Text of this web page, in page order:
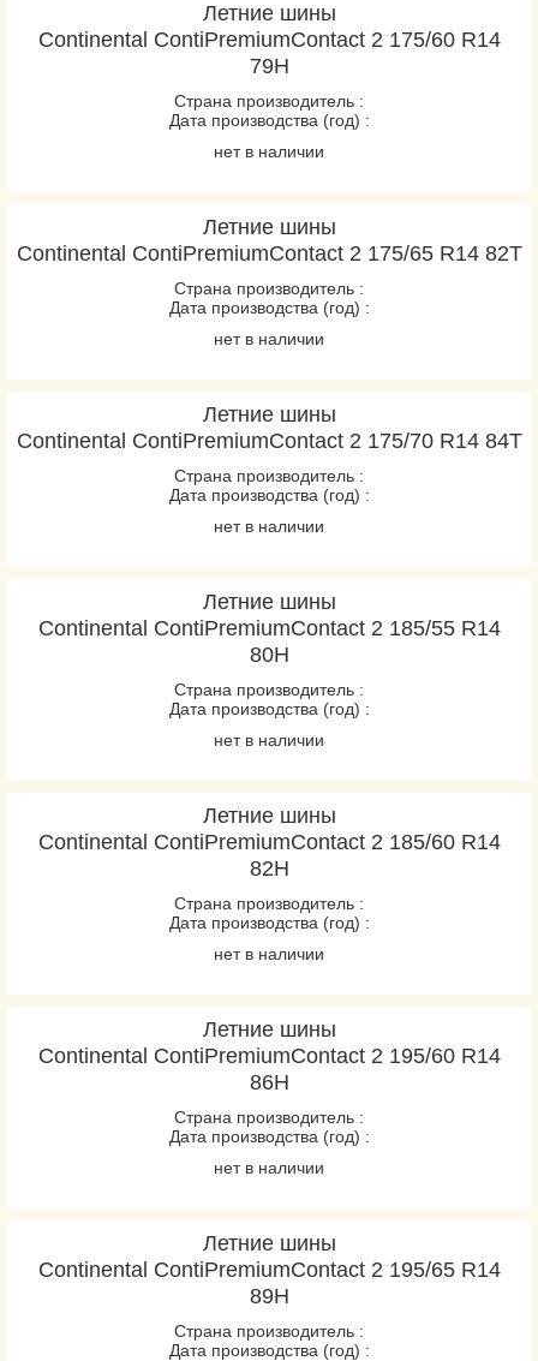
ContiCrossContact UHP
ContiEcoContact 3
ContiEcoContact EP
ContiPremiumContact
2
ContiPremiumContact 5
ContiSportContact 3E
ContiSportContact 5
ContiSportContact 5 P
SUV
ContiSportContact 5
SUV
ContiVanContact 100
CrossContact H/T
EcoContact 6
EcoContact 6Q
PremiumContact 6
sContact
SportContact 6
UltraContact
UltraContact NXT
VancoCamper
VanContact Eco
VanContact Ultra
Летние шины
Continental ContiPremiumContact 2 175/60 R14
79H
Страна производитель :
Дата производства (год) :
нет в наличии
Летние шины
Continental ContiPremiumContact 2 175/65 R14 82T
Страна производитель :
Дата производства (год) :
нет в наличии
Летние шины
Continental ContiPremiumContact 2 175/70 R14 84T
Страна производитель :
Дата производства (год) :
нет в наличии
Летние шины
Continental ContiPremiumContact 2 185/55 R14
80H
Страна производитель :
Дата производства (год) :
нет в наличии
Летние шины
Continental ContiPremiumContact 2 185/60 R14
82H
Страна производитель :
Дата производства (год) :
нет в наличии
Летние шины
Continental ContiPremiumContact 2 195/60 R14
86H
Страна производитель :
Дата производства (год) :
нет в наличии
Летние шины
Continental ContiPremiumContact 2 195/65 R14
89H
Страна производитель :
Дата производства (год) :